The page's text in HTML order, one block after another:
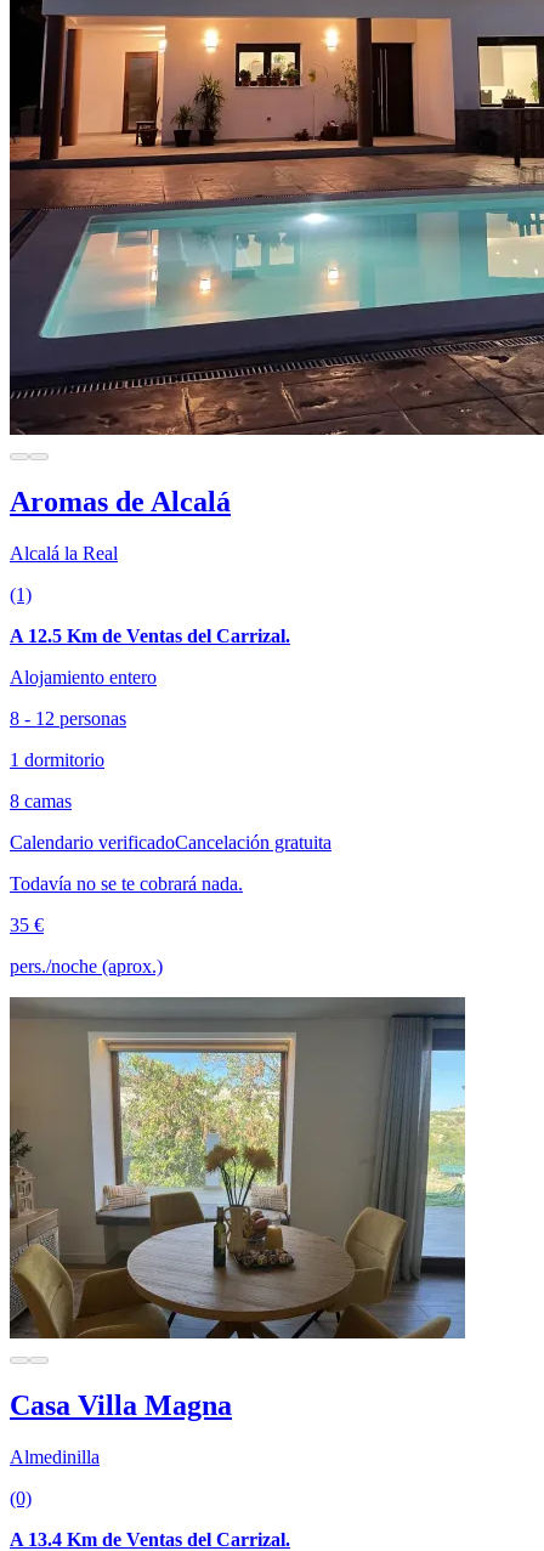
Aromas de Alcalá
Alcalá la Real
(1)
A 12.5 Km de Ventas del Carrizal.
Alojamiento entero
8 - 12 personas
1 dormitorio
8 camas
Calendario verificadoCancelación gratuita
Todavía no se te cobrará nada.
35 €
pers./noche (aprox.)
Casa Villa Magna
Almedinilla
(0)
A 13.4 Km de Ventas del Carrizal.